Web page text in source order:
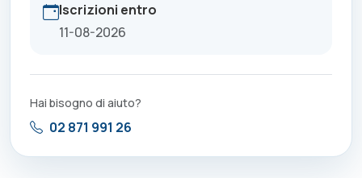
Iscrizioni entro
11-08-2026
Hai bisogno di aiuto?
02 871 991 26